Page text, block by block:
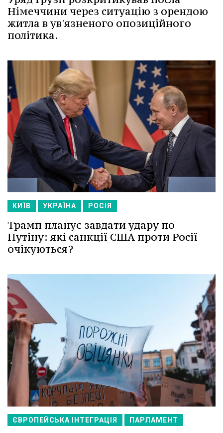
Німеччини через ситуацію з орендою
житла в ув'язненого опозиційного
політика.
КИЇВ УКРАЇНА РОСІЯ
Трамп планує завдати удару по
Путіну: які санкції США проти Росії
очікуються?
ЄВРОПЕЙСЬКА ІНТЕГРАЦІЯ ПАРЛАМЕНТ